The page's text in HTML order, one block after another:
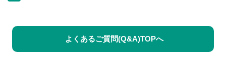
よくあるご質問(Q&A)TOPへ